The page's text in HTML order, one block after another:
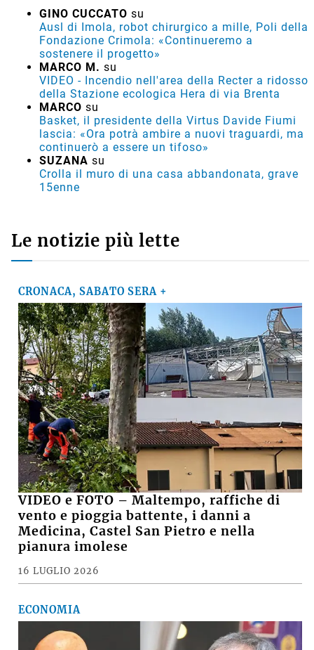
GINO CUCCATO su
Ausl di Imola, robot chirurgico a mille, Poli della
Fondazione Crimola: «Continueremo a
sostenere il progetto»
MARCO M. su
VIDEO - Incendio nell'area della Recter a ridosso
della Stazione ecologica Hera di via Brenta
MARCO su
Basket, il presidente della Virtus Davide Fiumi
lascia: «Ora potrà ambire a nuovi traguardi, ma
continuerò a essere un tifoso»
SUZANA su
Crolla il muro di una casa abbandonata, grave
15enne
Le notizie più lette
CRONACA, SABATO SERA +
VIDEO e FOTO – Maltempo, raffiche di
vento e pioggia battente, i danni a
Medicina, Castel San Pietro e nella
pianura imolese
16 LUGLIO 2026
ECONOMIA